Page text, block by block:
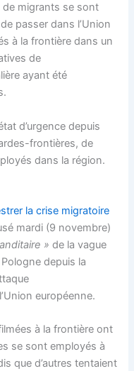
de migrants se sont
passer dans l’Union
à la frontière dans un
de
ayant été
d’urgence depuis
frontières, de
dans la région.
la crise migratoire
mardi (9 novembre)
» de la vague
depuis la
européenne.
à la frontière ont
se sont employés à
que d’autres tentaient